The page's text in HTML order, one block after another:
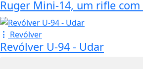
Ruger Mini-14, um rifle
Revólver
Revólver U-94 - Udar